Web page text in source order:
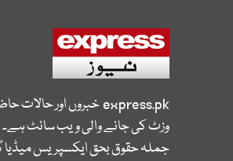
express.pkخبروں اور حالات
وزٹ کی جانے والی ویب سائٹ ہے۔
جملہ حقوق بحق ایکسپریس